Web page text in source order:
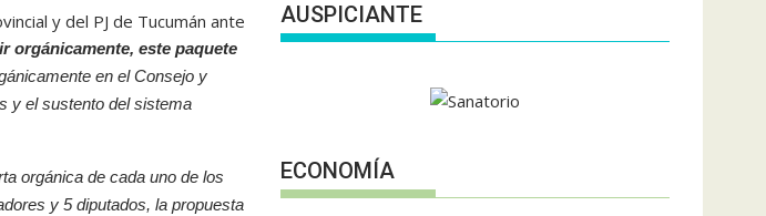
y del PJ de Tucumán ante
orgánicamente, este paquete
en el Consejo y
y el sustento del sistema
orgánica de cada uno de los
y 5 diputados, la propuesta
AUSPICIANTE
ECONOMÍA